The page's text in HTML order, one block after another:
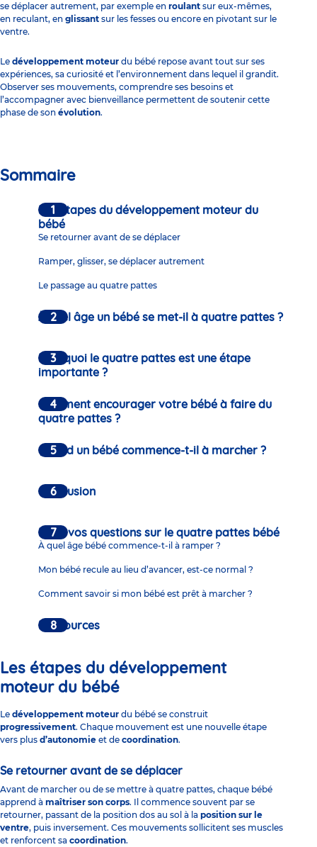
se déplacer autrement, par exemple en roulant sur eux-mêmes,
en reculant, en glissant sur les fesses ou encore en pivotant sur le
ventre.
Le développement moteur du bébé repose avant tout sur ses
expériences, sa curiosité et l’environnement dans lequel il grandit.
Observer ses mouvements, comprendre ses besoins et
l’accompagner avec bienveillance permettent de soutenir cette
phase de son évolution.
Sommaire
Les étapes du développement moteur du
bébé
Se retourner avant de se déplacer
Ramper, glisser, se déplacer autrement
Le passage au quatre pattes
À quel âge un bébé se met-il à quatre pattes ?
Pourquoi le quatre pattes est une étape
importante ?
Comment encourager votre bébé à faire du
quatre pattes ?
Quand un bébé commence-t-il à marcher ?
Conclusion
FAQ : vos questions sur le quatre pattes bébé
À quel âge bébé commence-t-il à ramper ?
Mon bébé recule au lieu d’avancer, est-ce normal ?
Comment savoir si mon bébé est prêt à marcher ?
Ressources
Les étapes du développement
moteur du bébé
Le développement moteur du bébé se construit
progressivement. Chaque mouvement est une nouvelle étape
vers plus d’autonomie et de coordination.
Se retourner avant de se déplacer
Avant de marcher ou de se mettre à quatre pattes, chaque bébé
apprend à maîtriser son corps. Il commence souvent par se
retourner, passant de la position dos au sol à la position sur le
ventre, puis inversement. Ces mouvements sollicitent ses muscles
et renforcent sa coordination.